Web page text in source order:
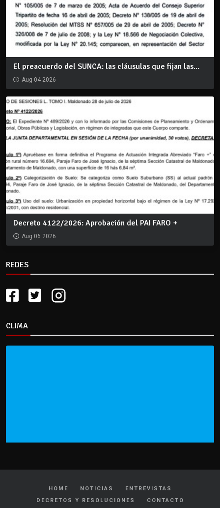
El preacuerdo del SUNCA: las cláusulas que fijan las...
Aug 04 2026
Decreto 4122/2026: Aprobación del PAI FARO +
Aug 06 2026
REDES
CLIMA
HOME NOTICIAS
ENTREVISTAS
DECRETOS Y RESOLUCIONES
CONTACTO